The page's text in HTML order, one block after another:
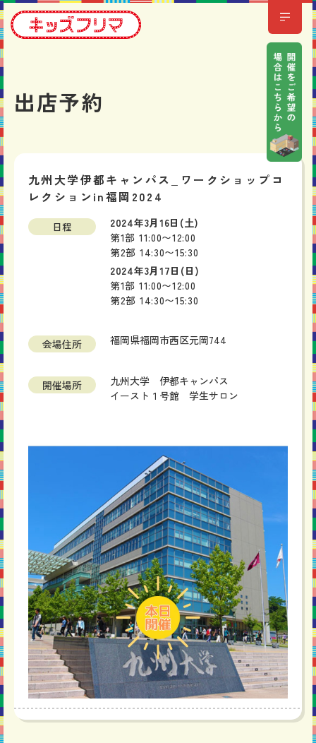
出店予約
九州大学伊都キャンパス_ワークショップコ
レクションin福岡2024
日程
2024年3月16日(土)
第1部 11:00〜12:00
第2部 14:30〜15:30
2024年3月17日(日)
第1部 11:00〜12:00
第2部 14:30〜15:30
会場住所 福岡県福岡市西区元岡744
開催場所
九州大学 伊都キャンパス
イースト１号館 学生サロン